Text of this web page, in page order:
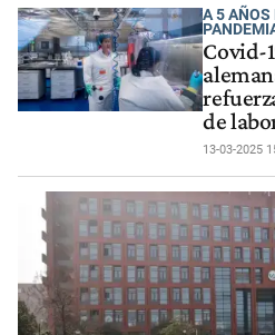
A 5 AÑOS
Covid-
de
13-03-2025